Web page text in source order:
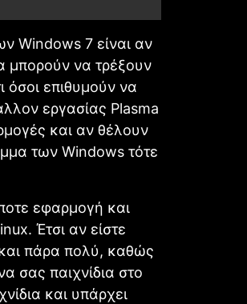
Windows 7 είναι αν
μπορούν να τρέξουν
όσοι επιθυμούν να
εργασίας Plasma
και αν θέλουν
των Windows τότε
εφαρμογή και
Έτσι αν είστε
πάρα πολύ, καθώς
σας παιχνίδια στο
και υπάρχει